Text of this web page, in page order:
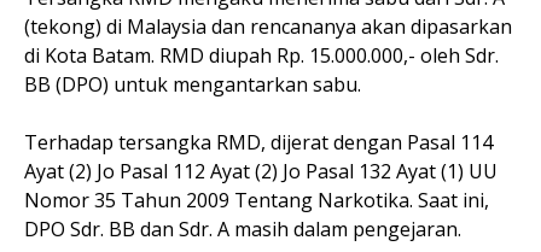
(tekong) di Malaysia dan rencananya akan dipasarkan
di Kota Batam. RMD diupah Rp. 15.000.000,- oleh Sdr.
BB (DPO) untuk mengantarkan sabu.
Terhadap tersangka RMD, dijerat dengan Pasal 114
Ayat (2) Jo Pasal 112 Ayat (2) Jo Pasal 132 Ayat (1) UU
Nomor 35 Tahun 2009 Tentang Narkotika. Saat ini,
DPO Sdr. BB dan Sdr. A masih dalam pengejaran.